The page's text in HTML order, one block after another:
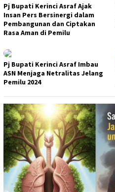
Pj Bupati Kerinci Asraf Ajak
Insan Pers Bersinergi dalam
Pembangunan dan Ciptakan
Rasa Aman di Pemilu
Pj Bupati Kerinci Asraf Imbau
ASN Menjaga Netralitas Jelang
Pemilu 2024